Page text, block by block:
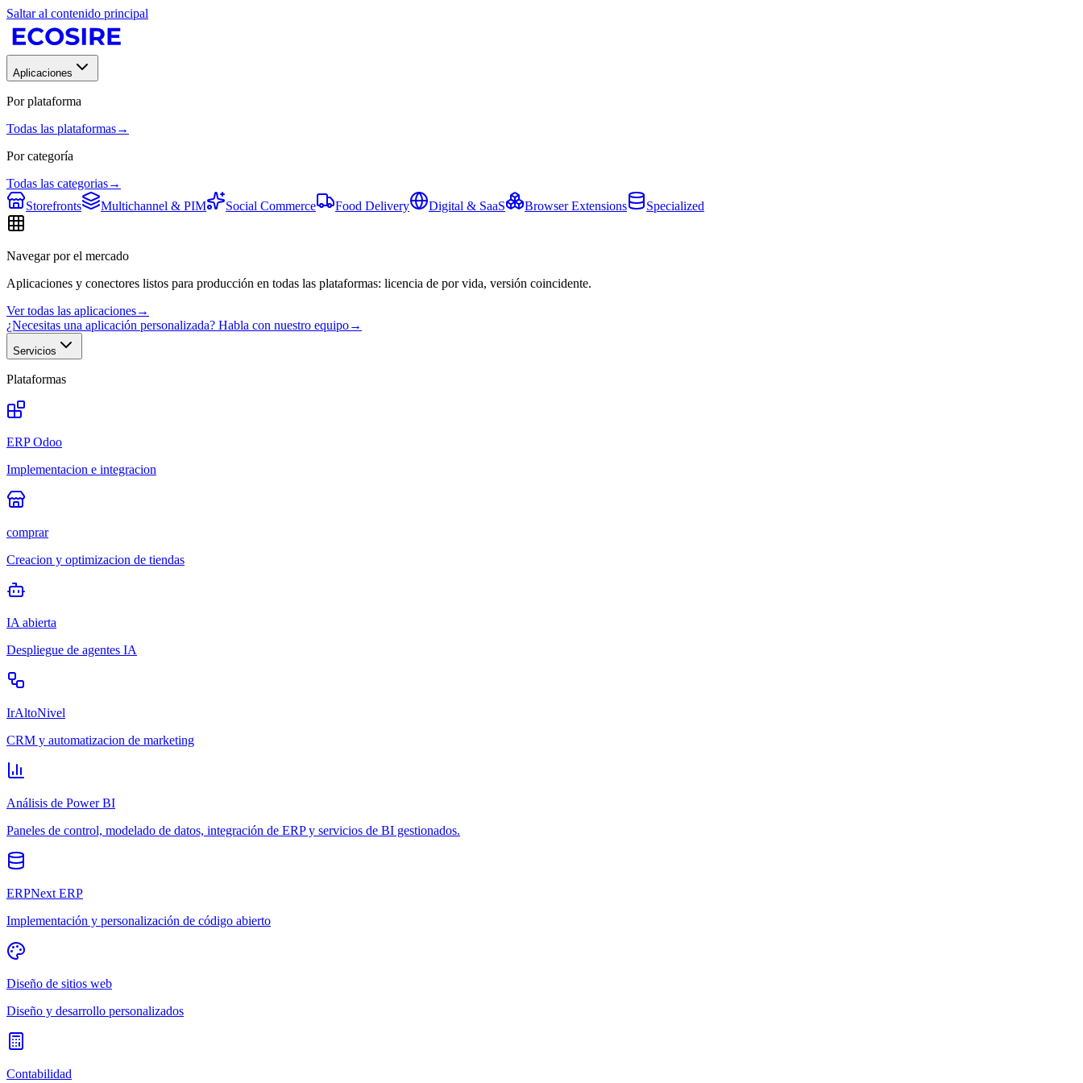
Saltar al contenido principal
Aplicaciones
Por plataforma
Todas las plataformas→
Por categoría
Todas las categorias→
Storefronts
Multichannel & PIM Social Commerce Food Delivery Digital & SaaS Browser Extensions Specialized
Navegar por el mercado
Aplicaciones y conectores listos para producción en todas las plataformas: licencia de por vida, versión coincidente.
Ver todas las aplicaciones→
¿Necesitas una aplicación personalizada? Habla con nuestro equipo→
Servicios
Plataformas
ERP Odoo
Implementacion e integracion
comprar
Creacion y optimizacion de tiendas
IA abierta
Despliegue de agentes IA
IrAltoNivel
CRM y automatizacion de marketing
Análisis de Power BI
Paneles de control, modelado de datos, integración de ERP y servicios de BI gestionados.
ERPNext ERP
Implementación y personalización de código abierto
Diseño de sitios web
Diseño y desarrollo personalizados
Contabilidad